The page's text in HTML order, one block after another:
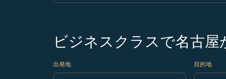
ビジネスクラスで名古屋
出発地 目的地